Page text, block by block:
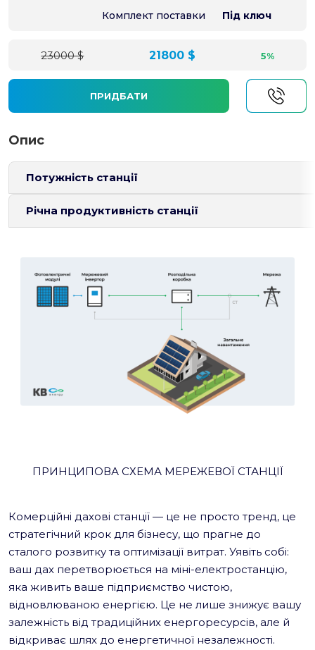
Комплект поставки Під ключ
23000 $ 21800 $ 5%
ПРИДБАТИ
Опис
Потужність станції
Річна продуктивність станції
ПРИНЦИПОВА СХЕМА МЕРЕЖЕВОЇ СТАНЦІЇ
Комерційні дахові станції — це не просто тренд, це
стратегічний крок для бізнесу, що прагне до
сталого розвитку та оптимізації витрат. Уявіть собі:
ваш дах перетворюється на міні-електростанцію,
яка живить ваше підприємство чистою,
відновлюваною енергією. Це не лише знижує вашу
залежність від традиційних енергоресурсів, але й
відкриває шлях до енергетичної незалежності.